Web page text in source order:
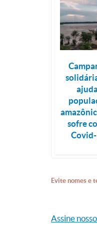
sofre
Evite nomes e
Assine